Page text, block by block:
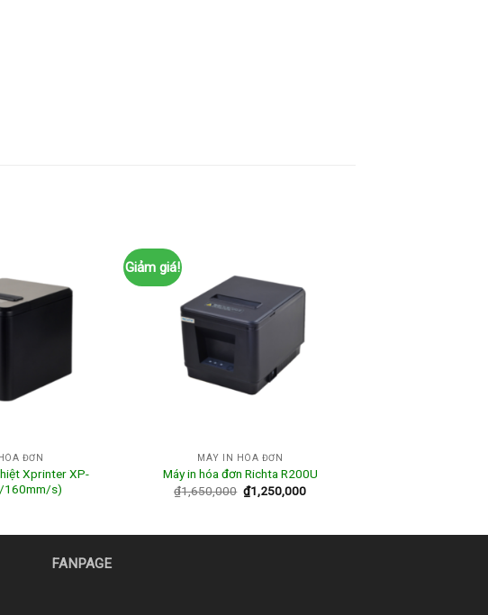
ĐƠN
Xprinter XP-
160mm/s)
Giảm giá!
MÁY IN HÓA ĐƠN
Máy in hóa đơn Richta R200U
₫1,650,000 ₫1,250,000
FANPAGE